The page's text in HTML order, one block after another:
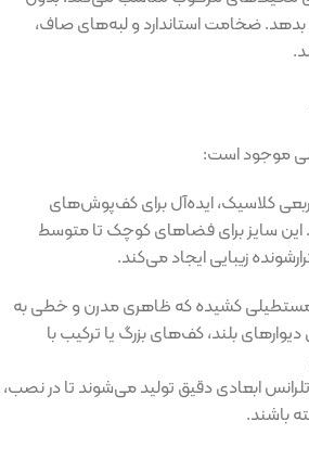
بدهد.ضخامت استاندارد و لبه‌های صاف،
.
موجود است:
کلاسیک، ایده‌آل برای کف‌پوش‌های
.این سایز برای فضاهای کوچک تا متوسط
زیبایی ایجاد می‌کند.
کشیده که ظاهری مدرن و خطی به
دیوارهای بلند، کف‌های بزرگ یا ترکیب با
تلرانس ابعادی دقیق تولید می‌شوند تا در نصب،
باشند.